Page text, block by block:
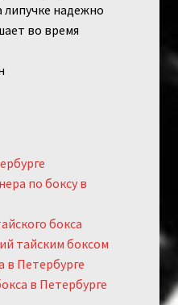
надежно
во время
по боксу в
бокса
тайским боксом
в Петербурге
в Петербурге